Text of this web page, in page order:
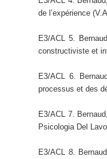
de l’expérience
E3/ACL 5.
constructiviste et
E3/ACL 6.
processus et des
E3/ACL 7.
Psicologia Del
E3/ACL 8.